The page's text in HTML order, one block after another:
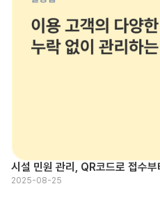
시설 민원 관리, QR코드로 접수
2025-08-25